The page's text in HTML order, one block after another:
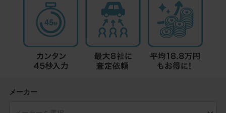
メーカー